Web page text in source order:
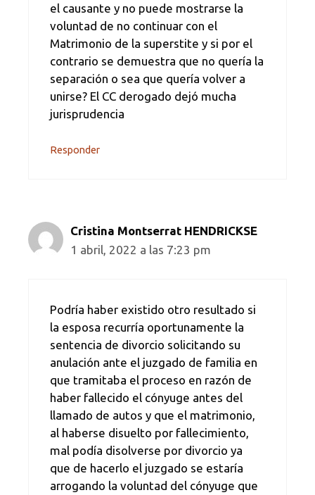
el causante y no puede mostrarse la
voluntad de no continuar con el
Matrimonio de la superstite y si por el
contrario se demuestra que no quería la
separación o sea que quería volver a
unirse? El CC derogado dejó mucha
jurisprudencia
Responder
Cristina Montserrat HENDRICKSE
1 abril, 2022 a las 7:23 pm
Podría haber existido otro resultado si
la esposa recurría oportunamente la
sentencia de divorcio solicitando su
anulación ante el juzgado de familia en
que tramitaba el proceso en razón de
haber fallecido el cónyuge antes del
llamado de autos y que el matrimonio,
al haberse disuelto por fallecimiento,
mal podía disolverse por divorcio ya
que de hacerlo el juzgado se estaría
arrogando la voluntad del cónyuge que